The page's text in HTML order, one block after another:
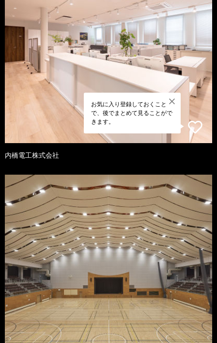
お気に入り登録しておくこと
で、後でまとめて見ることがで
きます。
内橋電工株式会社